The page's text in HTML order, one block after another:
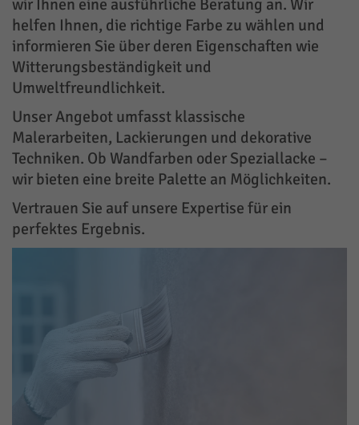
wir Ihnen eine ausführliche Beratung an. Wir
helfen Ihnen, die richtige Farbe zu wählen und
informieren Sie über deren Eigenschaften wie
Witterungsbeständigkeit und
Umweltfreundlichkeit.
Unser Angebot umfasst klassische
Malerarbeiten, Lackierungen und dekorative
Techniken. Ob Wandfarben oder Speziallacke –
wir bieten eine breite Palette an Möglichkeiten.
Vertrauen Sie auf unsere Expertise für ein
perfektes Ergebnis.